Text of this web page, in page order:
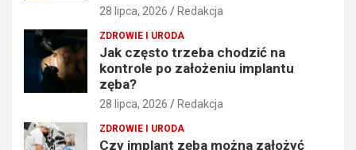
28 lipca, 2026 Redakcja
ZDROWIE I URODA
Jak często trzeba chodzić na
kontrole po założeniu implantu
zęba?
28 lipca, 2026 Redakcja
ZDROWIE I URODA
Czy implant zęba można założyć